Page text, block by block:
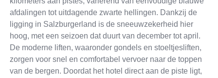
afdalingen tot uitdagende zwarte hellingen. Dankzij de
ligging in Salzburgerland is de sneeuwzekerheid hier
hoog, met een seizoen dat duurt van december tot april.
De moderne liften, waaronder gondels en stoeltjesliften,
zorgen voor snel en comfortabel vervoer naar de toppen
van de bergen. Doordat het hotel direct aan de piste ligt,